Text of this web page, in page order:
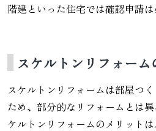
階建といった住宅では確認申請は
スケルトンリフォーム
スケルトンリフォームは部屋つ
ため、部分的なリフォームとは
ケルトンリフォームのメリットは